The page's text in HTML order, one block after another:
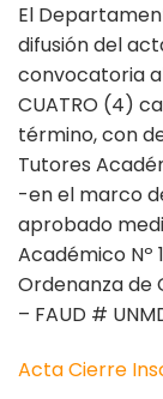
El
difusión del
convocatoria
CUATRO (4)
término, con
Tutores
-en el marco
aprobado
Académico Nº
Ordenanza de
– FAUD #
Acta Cierre